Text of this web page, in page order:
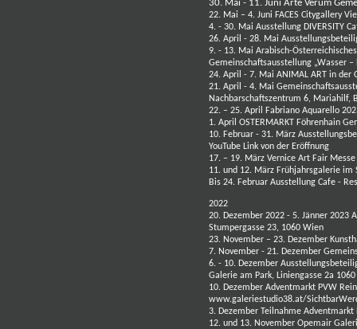
30. Mai - 11. Juni Arte Verum
22. Mai – 4. Juni FACES Citygallery
4. - 30. Mai Ausstellung DIVERSITY
26. April - 28. Mai
9. - 13. Mai Arabisch-
Gemeinschaftsausstellung „Wasser
24. April - 7. Mai ANIMAL ART in der
21. April - 4. Mai
Nachbarschaftszentrum 6, Mariahilf,
22. – 25. April Fabriano Aquarello
1. April OSTERMARKT Föhrenhain
10. Februar - 31. März
YouTube Link von der Eröffnung
17. – 19. März Vernice Art Fair
11. und 12. März Frühjahrsgalerie
Bis 24. Februar Ausstellung Cafe -
2022
20. Dezember 2022 - 5. Jänner 2023
Stumpergasse 23, 1060 Wien
23. November – 23. Dezember
7. November - 21. Dezember
6. - 10. Dezember
Galerie am Park, Liniengasse 2a
10. Dezember Adventmarkt PVW
www.galeriestudio38.at/
3. Dezember Teilnahme
12. und 13. November Opemair